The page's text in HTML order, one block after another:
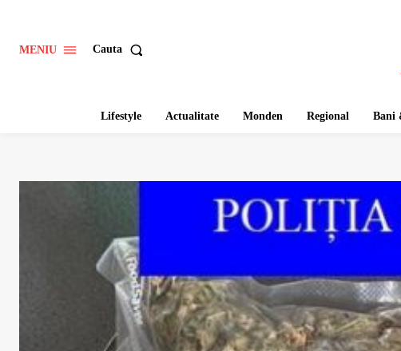
MENIU Cauta
Lifestyle Actualitate Monden Regional Bani